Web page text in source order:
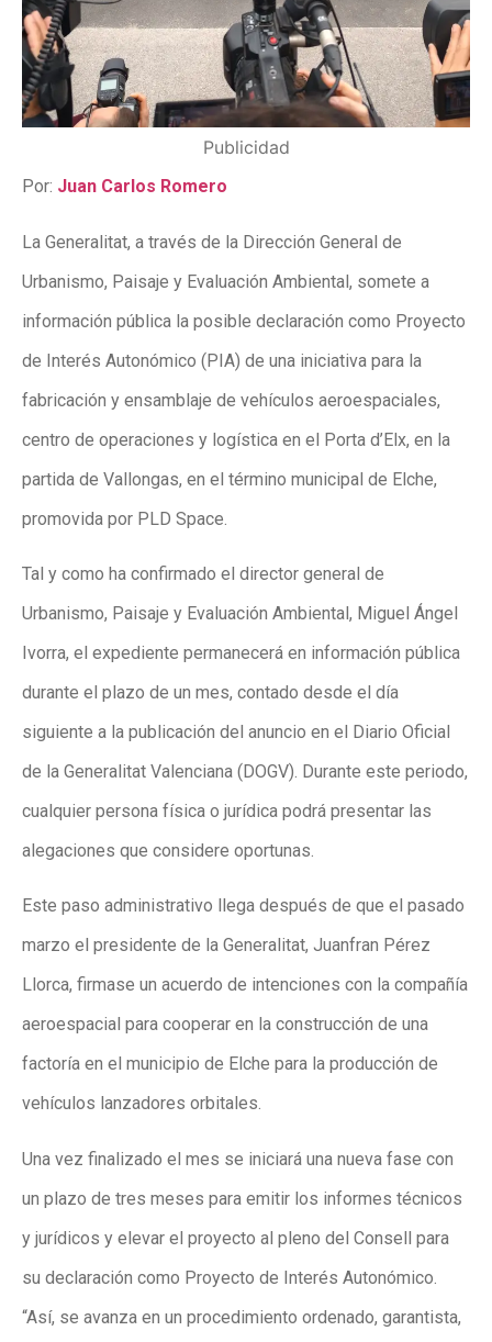
Publicidad
Por: Juan Carlos Romero
La Generalitat, a través de la Dirección General de
Urbanismo, Paisaje y Evaluación Ambiental, somete a
información pública la posible declaración como Proyecto
de Interés Autonómico (PIA) de una iniciativa para la
fabricación y ensamblaje de vehículos aeroespaciales,
centro de operaciones y logística en el Porta d’Elx, en la
partida de Vallongas, en el término municipal de Elche,
promovida por PLD Space.
Tal y como ha confirmado el director general de
Urbanismo, Paisaje y Evaluación Ambiental, Miguel Ángel
Ivorra, el expediente permanecerá en información pública
durante el plazo de un mes, contado desde el día
siguiente a la publicación del anuncio en el Diario Oficial
de la Generalitat Valenciana (DOGV). Durante este periodo,
cualquier persona física o jurídica podrá presentar las
alegaciones que considere oportunas.
Este paso administrativo llega después de que el pasado
marzo el presidente de la Generalitat, Juanfran Pérez
Llorca, firmase un acuerdo de intenciones con la compañía
aeroespacial para cooperar en la construcción de una
factoría en el municipio de Elche para la producción de
vehículos lanzadores orbitales.
Una vez finalizado el mes se iniciará una nueva fase con
un plazo de tres meses para emitir los informes técnicos
y jurídicos y elevar el proyecto al pleno del Consell para
su declaración como Proyecto de Interés Autonómico.
“Así, se avanza en un procedimiento ordenado, garantista,